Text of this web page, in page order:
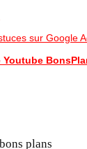
sur Google
Youtube
plans